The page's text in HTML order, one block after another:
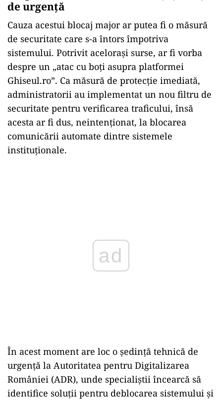
de urgență
Cauza acestui blocaj major ar putea fi o măsură
de securitate care s-a întors împotriva
sistemului. Potrivit acelorași surse, ar fi vorba
despre un „atac cu boți asupra platformei
Ghiseul.ro”. Ca măsură de protecție imediată,
administratorii au implementat un nou filtru de
securitate pentru verificarea traficului, însă
acesta ar fi dus, neintenționat, la blocarea
comunicării automate dintre sistemele
instituționale.
ad
În acest moment are loc o ședință tehnică de
urgență la Autoritatea pentru Digitalizarea
României (ADR), unde specialiștii încearcă să
identifice soluții pentru deblocarea sistemului și